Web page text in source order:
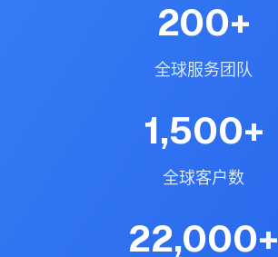
200+
全球服务团队
1,500+
全球客户数
22,000+